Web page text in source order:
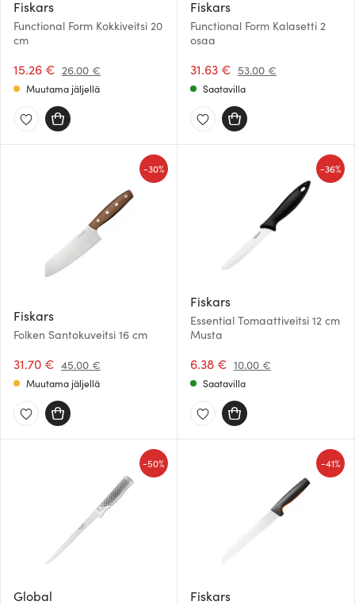
Fiskars
Functional Form Kokkiveitsi 20
cm
15.26 € 26.00 €
Muutama jäljellä
Fiskars
Functional Form Kalasetti 2
osaa
31.63 € 53.00 €
Saatavilla
Fiskars
Folken Santokuveitsi 16 cm
31.70 € 45.00 €
-30%
Muutama jäljellä
Fiskars
Essential Tomaattiveitsi 12 cm
Musta
6.38 € 10.00 €
-36%
Saatavilla
Global
-50%
Fiskars
-41%